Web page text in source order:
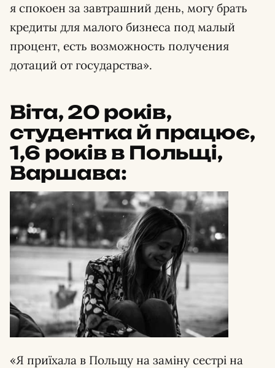
я спокоен за завтрашний день, могу брать
кредиты для малого бизнеса под малый
процент, есть возможность получения
дотаций от государства».
Віта, 20 років,
студентка й працює,
1,6 років в Польщі,
Варшава:
«Я приїхала в Польщу на заміну сестрі на